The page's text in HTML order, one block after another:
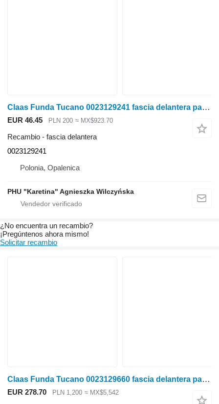
Claas Funda Tucano 0023129241 fascia delantera para Claas Tucano cosechadora de cereales
EUR 46.45 PLN 200 ≈ MX$923.70
Recambio - fascia delantera
0023129241
Polonia, Opalenica
PHU "Karetina" Agnieszka Wilczyńska
¿No encuentra un recambio?
¡Pregúntenos ahora mismo!
Solicitar recambio
Claas Funda Tucano 0023129660 fascia delantera para Claas Tucano cosechadora de cereales
EUR 278.70 PLN 1,200 ≈ MX$5,542